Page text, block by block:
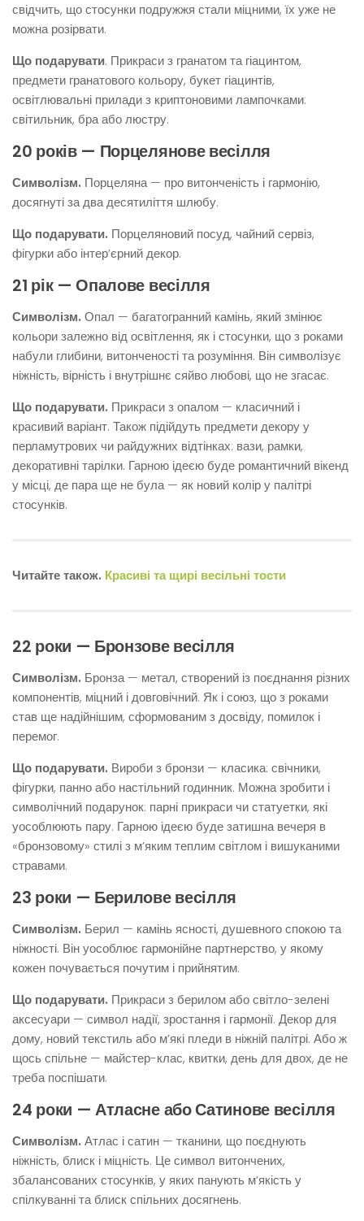
свідчить, що стосунки подружжя стали міцними, їх уже не
можна розірвати.
Що подарувати. Прикраси з гранатом та гіацинтом,
предмети гранатового кольору, букет гіацинтів,
освітлювальні прилади з криптоновими лампочками:
світильник, бра або люстру.
20 років — Порцелянове весілля
Символізм. Порцеляна — про витонченість і гармонію,
досягнуті за два десятиліття шлюбу.
Що подарувати. Порцеляновий посуд, чайний сервіз,
фігурки або інтер’єрний декор.
21 рік — Опалове весілля
Символізм. Опал — багатогранний камінь, який змінює
кольори залежно від освітлення, як і стосунки, що з роками
набули глибини, витонченості та розуміння. Він символізує
ніжність, вірність і внутрішнє сяйво любові, що не згасає.
Що подарувати. Прикраси з опалом — класичний і
красивий варіант. Також підійдуть предмети декору у
перламутрових чи райдужних відтінках: вази, рамки,
декоративні тарілки. Гарною ідеєю буде романтичний вікенд
у місці, де пара ще не була — як новий колір у палітрі
стосунків.
Читайте також. Красиві та щирі весільні тости
22 роки — Бронзове весілля
Символізм. Бронза — метал, створений із поєднання різних
компонентів, міцний і довговічний. Як і союз, що з роками
став ще надійнішим, сформованим з досвіду, помилок і
перемог.
Що подарувати. Вироби з бронзи — класика: свічники,
фігурки, панно або настільний годинник. Можна зробити і
символічний подарунок: парні прикраси чи статуетки, які
уособлюють пару. Гарною ідеєю буде затишна вечеря в
«бронзовому» стилі з м’яким теплим світлом і вишуканими
стравами.
23 роки — Берилове весілля
Символізм. Берил — камінь ясності, душевного спокою та
ніжності. Він уособлює гармонійне партнерство, у якому
кожен почувається почутим і прийнятим.
Що подарувати. Прикраси з берилом або світло-зелені
аксесуари — символ надії, зростання і гармонії. Декор для
дому, новий текстиль або м’які пледи в ніжній палітрі. Або ж
щось спільне — майстер-клас, квитки, день для двох, де не
треба поспішати.
24 роки — Атласне або Сатинове весілля
Символізм. Атлас і сатин — тканини, що поєднують
ніжність, блиск і міцність. Це символ витончених,
збалансованих стосунків, у яких панують м’якість у
спілкуванні та блиск спільних досягнень.